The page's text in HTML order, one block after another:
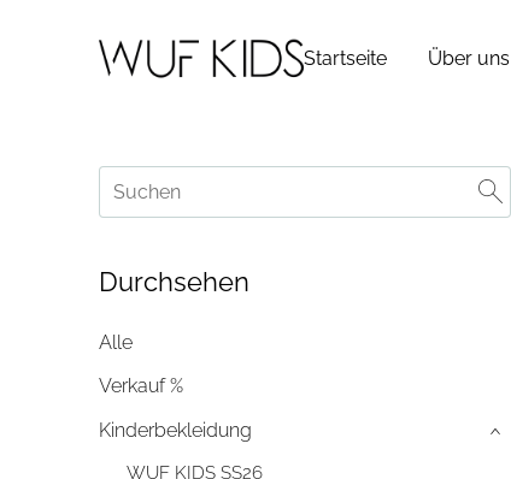
Startseite Über uns
Durchsehen
Alle
Verkauf %
Kinderbekleidung
WUF KIDS SS26
›